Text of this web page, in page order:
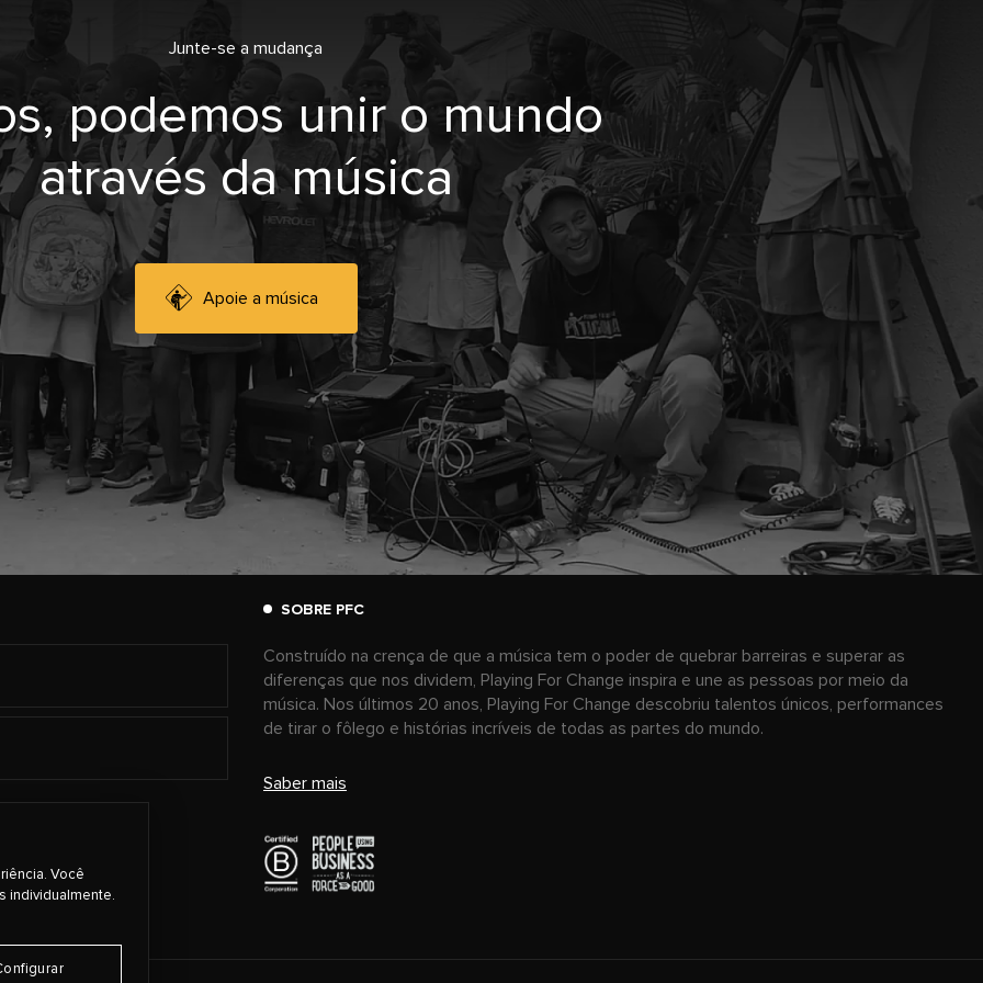
Junte-se a mudança
podemos unir o mundo
através da música
Apoie a música
SOBRE PFC
Construído na crença de que a música tem o poder de quebrar barreiras e superar as
diferenças que nos dividem, Playing For Change inspira e une as pessoas por meio da
música. Nos últimos 20 anos, Playing For Change descobriu talentos únicos, performances
de tirar o fôlego e histórias incríveis de todas as partes do mundo.
Saber mais
Você
individualmente.